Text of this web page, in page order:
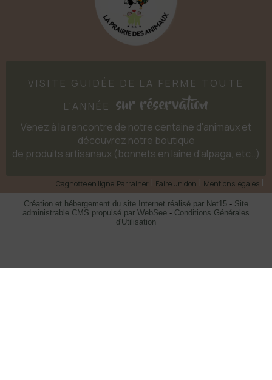
VISITE GUIDÉE DE LA FERME TOUTE
L'ANNÉE sur réservation
Venez à la rencontre de notre centaine d'animaux et
découvrez notre boutique
de produits artisanaux (bonnets en laine d'alpaga, etc..)
Mentions légales
Faire un don
Parrainer
Cagnotte en ligne
Création et hébergement du site Internet réalisé par Net15 - Site
administrable CMS propulsé par WebSee - Conditions Générales
d'Utilisation